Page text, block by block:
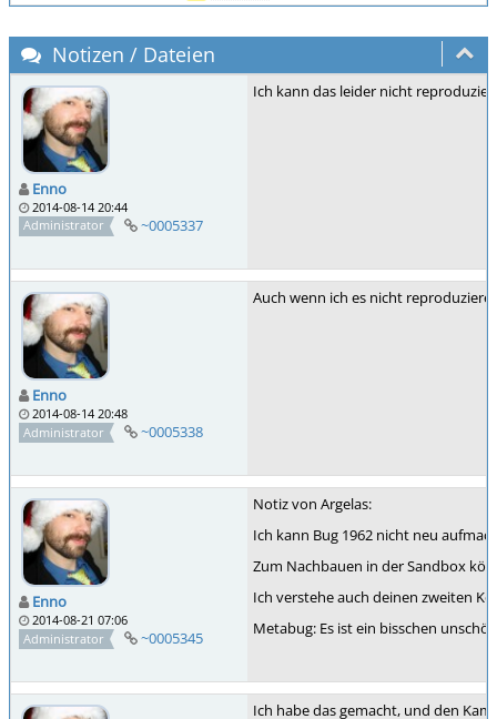
Notizen / Dateien
Enno
2014-08-14 20:44
Administrator
~0005337
Ich kann das leider nicht
Enno
2014-08-14 20:48
Administrator
~0005338
Auch wenn ich es nicht
Enno
2014-08-21 07:06
Administrator
~0005345
Notiz von Argelas:
Ich kann Bug 1962 nicht neu
Zum Nachbauen in der Sandbox
Ich verstehe auch deinen zweiten
Metabug: Es ist ein bisschen
Ich habe das gemacht, und den